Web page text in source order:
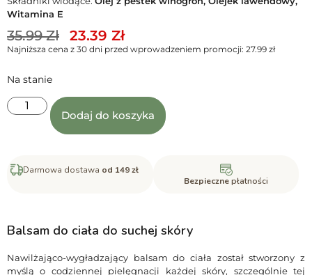
Witamina E
35.99Zł 23.39 Zł
Najniższa cena z 30 dni przed wprowadzeniem promocji: 27.99 zł
Na stanie
Dodaj do koszyka
Darmowa dostawa od 149 zł
Bezpiecznepłatności
Balsam do ciała do suchej skóry
Nawilżająco-wygładzający balsam do ciała został stworzony z
myślą o codziennej pielęgnacji każdej skóry, szczególnie tej